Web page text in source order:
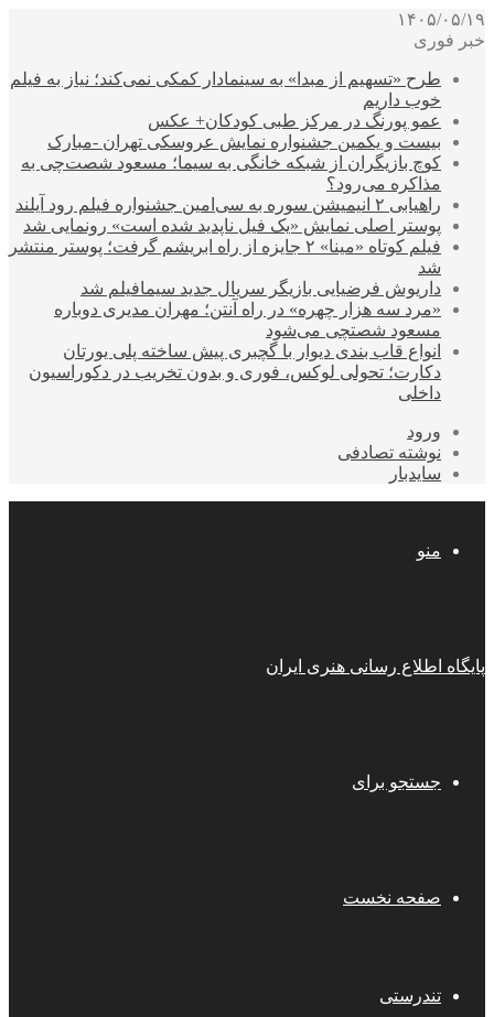
۱۴۰۵/۰۵/۱۹
خبر فوری
طرح «تسهیم از مبدا» به سینمادار کمکی نمی‌کند؛ نیاز به فیلم
خوب داریم
عمو پورنگ در مرکز طبی کودکان+ عکس
بیست و یکمین جشنواره نمایش عروسکی تهران -مبارک
کوچ بازیگران از شبکه خانگی به سیما؛ مسعود شصت‌چی به
مذاکره می‌رود؟
راهیابی ۲ انیمیشن سوره به سی‌امین جشنواره فیلم رود آیلند
پوستر اصلی نمایش «یک فیل ناپدید شده است» رونمایی شد
فیلم کوتاه «مینا» ۲ جایزه از راه ابریشم گرفت؛ پوستر منتشر
شد
داریوش فرضیایی بازیگر سریال جدید سیمافیلم شد
«مرد سه هزار چهره» در راه آنتن؛ مهران مدیری دوباره
مسعود شصتچی می‌شود
انواع قاب بندی دیوار با گچبری پیش ساخته پلی یورتان
دکارت؛ تحولی لوکس، فوری و بدون تخریب در دکوراسیون
داخلی
ورود
نوشته تصادفی
سایدبار
منو
پایگاه اطلاع رسانی هنری ایران
جستجو برای
صفحه نخست
تندرستی